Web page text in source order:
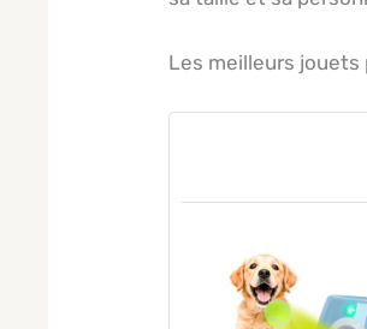
Les meilleurs jouets